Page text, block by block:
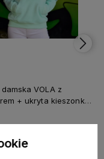
VOLA z
+ ukryta kieszonka